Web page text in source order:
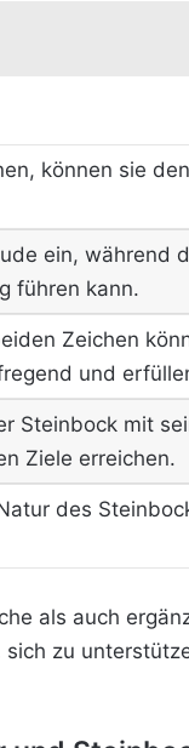
können sie
ein, während
führen kann.
Zeichen
und
Steinbock mit
Ziele erreichen.
des
als auch
zu